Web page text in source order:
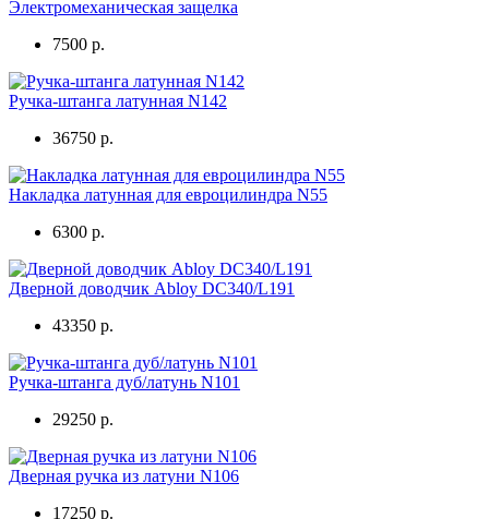
Электромеханическая защелка
7500 р.
Ручка-штанга латунная N142
36750 р.
Накладка латунная для евроцилиндра N55
6300 р.
Дверной доводчик Abloy DC340/L191
43350 р.
Ручка-штанга дуб/латунь N101
29250 р.
Дверная ручка из латуни N106
17250 р.